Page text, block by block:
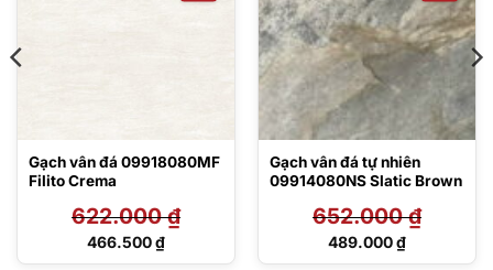
Gạch vân đá 09918080MF
Filito Crema
622.000₫
Giá
466.500₫
Giá
Gạch vân đá tự nhiên
09914080NS Slatic Brown
652.000₫
Giá
489.000₫
Giá